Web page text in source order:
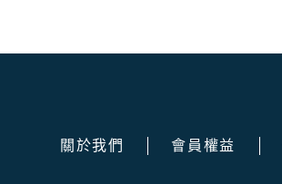
關於我們 會員權益